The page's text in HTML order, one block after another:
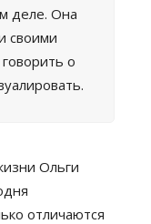
деле. Она
своими
о
Ольги
отличаются